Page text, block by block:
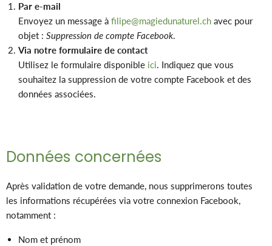
Par e-mail
Envoyez un message à filipe@magiedunaturel.ch avec pour
objet : Suppression de compte Facebook.
Via notre formulaire de contact
Utilisez le formulaire disponible ici. Indiquez que vous
souhaitez la suppression de votre compte Facebook et des
données associées.
Données concernées
Après validation de votre demande, nous supprimerons toutes
les informations récupérées via votre connexion Facebook,
notamment :
Nom et prénom